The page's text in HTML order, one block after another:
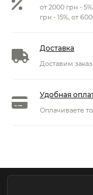
от 2000 грн -
грн - 15%, от
Доставка
Доставим заказ
Удобная
Оплачиваете